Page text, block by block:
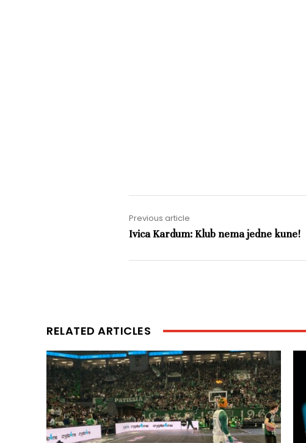
Previous article
Ivica Kardum: Klub nema jedne kune!
RELATED ARTICLES